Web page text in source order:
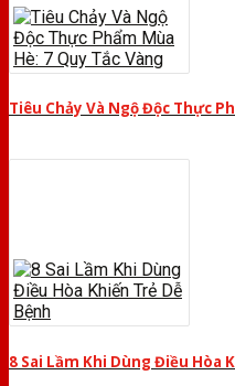
Tiêu Chảy Và Ngộ Độc Thực
8 Sai Lầm Khi Dùng Điều Hòa